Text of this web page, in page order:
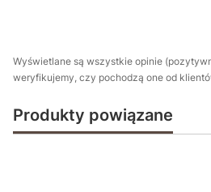
Wyświetlane są wszystkie opinie
weryfikujemy, czy pochodzą one od
Produkty powiązane